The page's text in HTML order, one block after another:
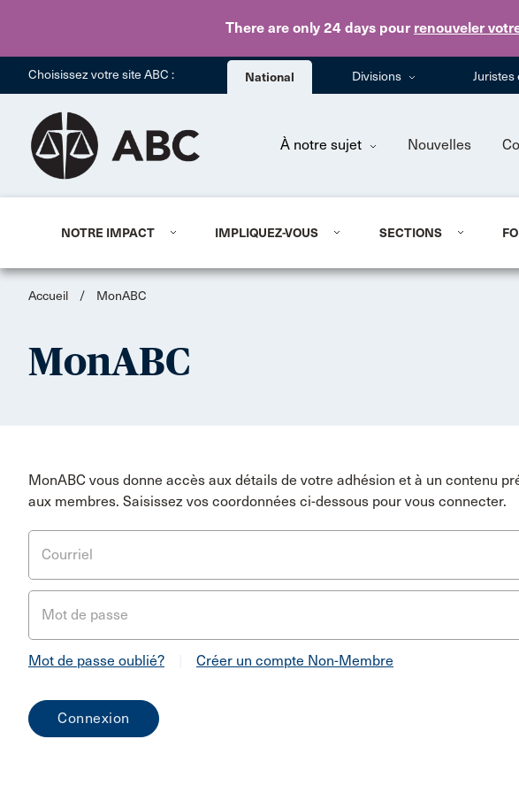
There are only 24 days pour renouveler
Choisissez votre site ABC : National Divisions Juristes
À notre sujet Nouvelles
NOTRE IMPACT IMPLIQUEZ-VOUS SECTIONS
Accueil / MonABC
MonABC
MonABC vous donne accès aux détails de votre adhésion et à un contenu
aux membres. Saisissez vos coordonnées ci-dessous pour vous connecter.
Courriel
Mot de passe
Mot de passe oublié? Créer un compte Non-Membre